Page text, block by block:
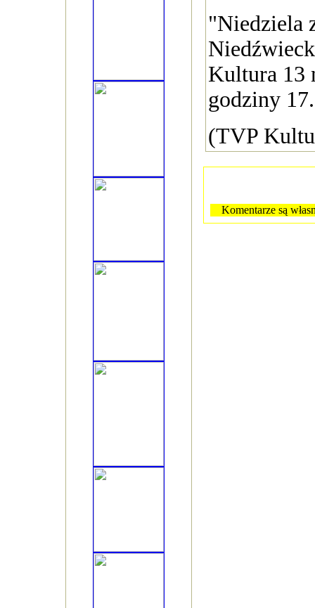
"Niedziela
Kultura 13
godziny
(TVP
Komentarze są